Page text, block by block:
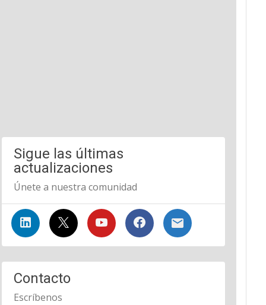
Sigue las últimas
actualizaciones
Únete a nuestra comunidad
Contacto
Escríbenos